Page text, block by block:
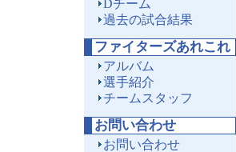
Dチーム
過去の試合結果
ファイターズあれこれ
アルバム
選手紹介
チームスタッフ
お問い合わせ
お問い合わせ